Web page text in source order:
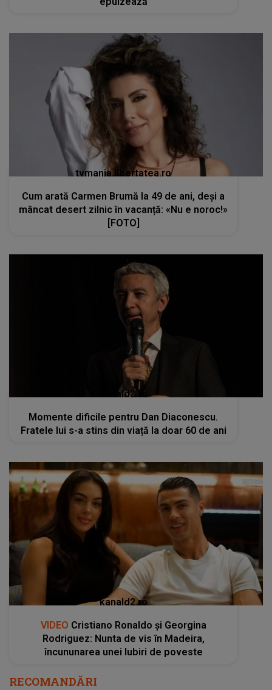
tvmania.libertatea.ro
Cum arată Carmen Brumă la 49 de ani, deși a
mâncat desert zilnic în vacanță: «Nu e noroc!»
[FOTO]
kanald2.ro
Momente dificile pentru Dan Diaconescu.
Fratele lui s-a stins din viață la doar 60 de ani
kanald2.ro
VIDEO Cristiano Ronaldo și Georgina
Rodriguez: Nunta de vis în Madeira,
încununarea unei Iubiri de poveste
RECOMANDĂRI